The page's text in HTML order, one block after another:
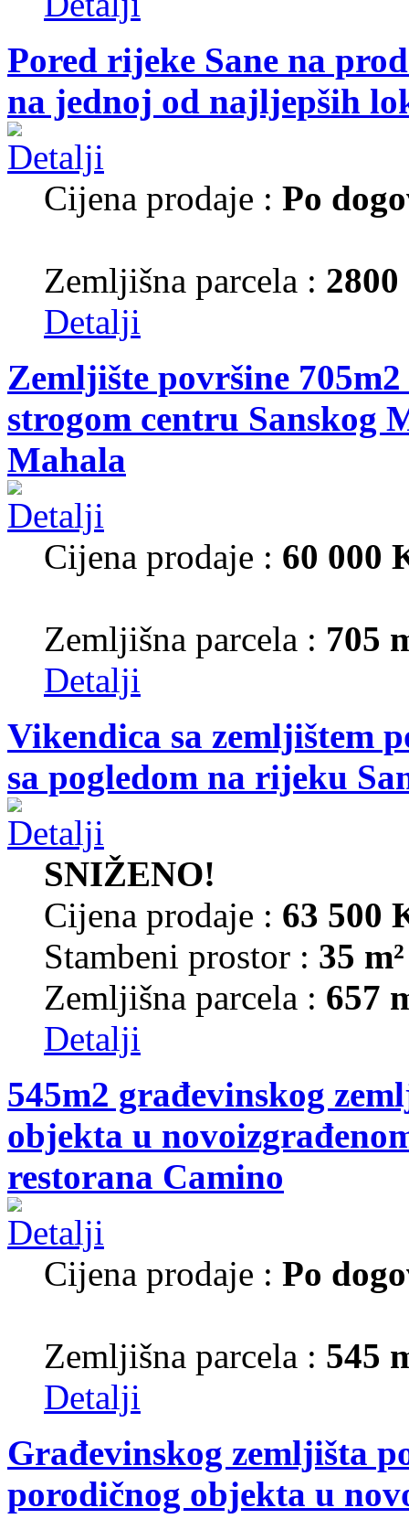
Pored rijeke Sane na
na jednoj od najljepših
Cijena prodaje : Po
Zemljišna parcela : 2800
Detalji
Zemljište površine
strogom centru Sanskog
Mahala
Cijena prodaje : 60 000
Zemljišna parcela : 705
Detalji
Vikendica sa zemljištem
sa pogledom na rijeku
SNIŽENO!
Cijena prodaje : 63 500
Stambeni prostor : 35 m²
Zemljišna parcela : 657
Detalji
545m2 građevinskog
objekta u
restorana Camino
Cijena prodaje : Po
Zemljišna parcela : 545
Detalji
Građevinskog zemljišta
porodičnog objekta u